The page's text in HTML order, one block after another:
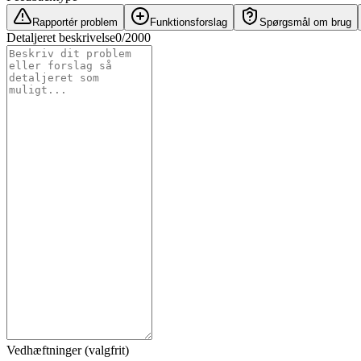
Rapportér problem Funktionsforslag Spørgsmål om brug
Detaljeret beskrivelse0/2000
Vedhæftninger (valgfrit)